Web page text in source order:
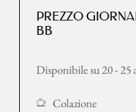
PREZZO
BB
Disponibile su 20 - 25
Colazione